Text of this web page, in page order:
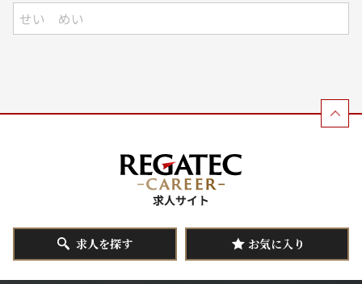
求人を探す お気に入り